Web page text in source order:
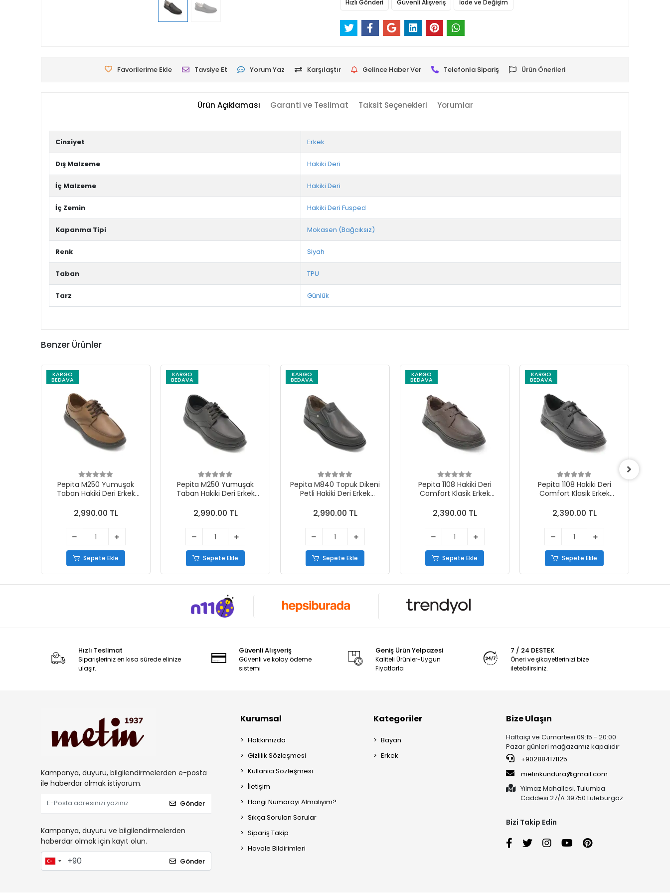
Hızlı Gönderi Güvenli Alışveriş İade ve Değişim
Favorilerime Ekle Tavsiye Et Yorum Yaz Karşılaştır Gelince Haber Ver Telefonla Sipariş Ürün Önerileri
Ürün Açıklaması Garanti ve Teslimat Taksit Seçenekleri Yorumlar
Cinsiyet Erkek
Dış Malzeme Hakiki Deri
İç Malzeme Hakiki Deri
İç Zemin Hakiki Deri Fusped
Kapanma Tipi Mokasen (Bağcıksız)
Renk Siyah
Taban TPU
Tarz Günlük
Benzer Ürünler
KARGO
BEDAVA
Pepita M250 Yumuşak
Taban Hakiki Deri Erkek
Taba
2,990.00 TL
Sepete Ekle
KARGO
BEDAVA
Pepita M250 Yumuşak
Taban Hakiki Deri Erkek
Siyah
2,990.00 TL
Sepete Ekle
KARGO
BEDAVA
Pepita M840 Topuk Dikeni
Petli Hakiki Deri Erkek
2,990.00 TL
Sepete Ekle
KARGO
BEDAVA
Pepita 1108 Hakiki Deri
Comfort Klasik Erkek
2,390.00 TL
Sepete Ekle
KARGO
BEDAVA
Pepita 1108 Hakiki Deri
Comfort Klasik Erkek
2,390.00 TL
Sepete Ekle
Hızlı Teslimat
Siparişleriniz en kısa sürede elinize
ulaşır.
Güvenli Alışveriş
Güvenli ve kolay ödeme
sistemi
Geniş Ürün Yelpazesi
Kaliteli Ürünler-Uygun
Fiyatlarla
7 / 24 DESTEK
Öneri ve şikayetlerinizi bize
iletebilirsiniz.
Kampanya, duyuru, bilgilendirmelerden e-posta
ile haberdar olmak istiyorum.
Gönder
Kampanya, duyuru ve bilgilendirmelerden
haberdar olmak için kayıt olun.
Gönder
Kurumsal
Hakkımızda
Gizlilik Sözleşmesi
Kullanıcı Sözleşmesi
İletişim
Hangi Numarayı Almalıyım?
Sıkça Sorulan Sorular
Sipariş Takip
Havale Bildirimleri
Kategoriler
Bayan
Erkek
Bize Ulaşın
Haftaiçi ve Cumartesi 09:15 - 20:00
Pazar günleri mağazamız kapalıdır
+902884171125
metinkundura@gmail.com
Yılmaz Mahallesi, Tulumba
Caddesi 27/A 39750 Lüleburgaz
Bizi Takip Edin